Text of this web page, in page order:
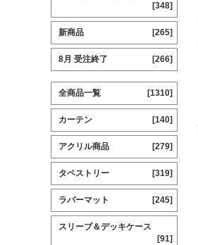
[348]
新商品 [265]
8月 受注終了 [266]
全商品一覧 [1310]
カーテン [140]
アクリル商品 [279]
タペストリー [319]
ラバーマット [245]
スリーブ＆デッキケース
[91]